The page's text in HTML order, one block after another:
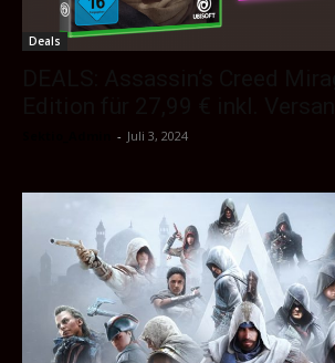
Deals
- Juli 3, 2024